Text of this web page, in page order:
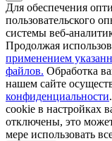
Для обеспечения
пользовательского
системы веб-
Продолжая
применением
файлов. Обработка
нашем сайте
конфиденциальности
cookie в настройках
отключены, это
мере использовать